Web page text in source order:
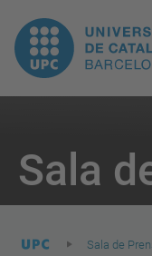
UPC.
de
Sala
here:
Sala de